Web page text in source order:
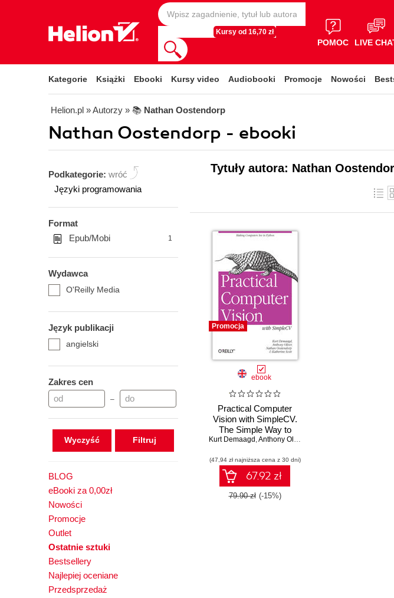
Kursy od 16,70 zł
POMOC LIVE
Kategorie Książki Ebooki Kursy video Audiobooki Promocje Nowości
Helion.pl » Autorzy » 📚 Nathan Oostendorp
Nathan Oostendorp - ebooki
Podkategorie: wróć
Języki programowania
Format
Epub/Mobi
1
Wydawca
O'Reilly Media
Język publikacji
angielski
Zakres cen
–
Wyczyść
BLOG
eBooki za 0,00zł
Nowości
Promocje
Outlet
Ostatnie sztuki
Bestsellery
Najlepiej oceniane
Przedsprzedaż
Tytuły autora: Nathan
Promocja
ebook
Practical Computer
Vision with SimpleCV.
The Simple Way to
Make Technology See
Kurt Demaagd ,Anthony Oliver
(47,94 zł najniższa cena z 30 dni)
67.92 zł
79.90 zł (-15%)